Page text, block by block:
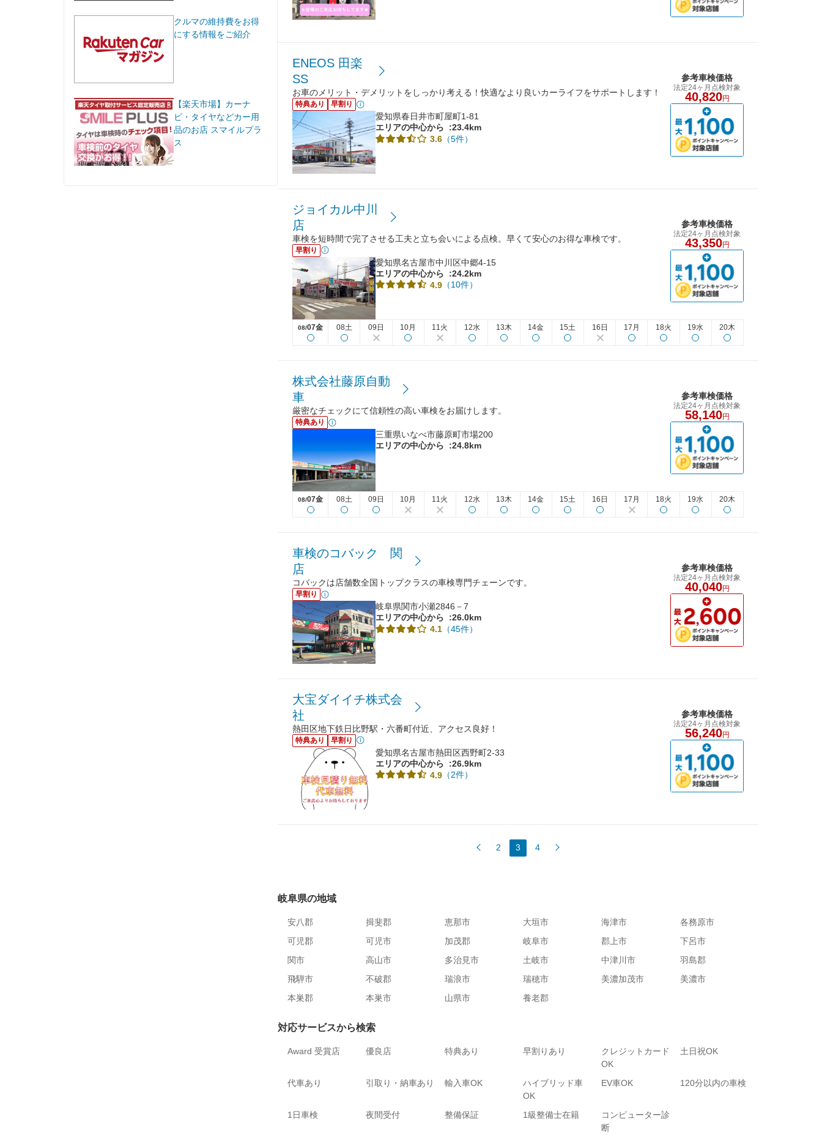
クルマの維持費をお得
にする情報をご紹介
【楽天市場】カーナ
ビ・タイヤなどカー用
品のお店 スマイルプラ
ス
ENEOS 田楽
SS
お車のメリット・デメリットをしっかり考える！快適なより良いカーライフをサポートします！
特典あり 早割り
愛知県春日井市町屋町1-81
エリアの中心から
:23.4km
3.6 （5件）
参考車検価格
法定24ヶ月点検対象
40,820円
ジョイカル中川
店
車検を短時間で完了させる工夫と立ち会いによる点検。早くて安心のお得な車検です。
早割り
愛知県名古屋市中川区中郷4-15
エリアの中心から
:24.2km
4.9 （10件）
参考車検価格
法定24ヶ月点検対象
43,350円
08/07金 08土 09日 10月 11火 12水 13木 14金 15土 16日 17月 18火 19水 20木
株式会社藤原自動
車
厳密なチェックにて信頼性の高い車検をお届けします。
特典あり
三重県いなべ市藤原町市場200
エリアの中心から
:24.8km
参考車検価格
法定24ヶ月点検対象
58,140円
08/07金 08土 09日 10月 11火 12水 13木 14金 15土 16日 17月 18火 19水 20木
車検のコバック 関
店
コバックは店舗数全国トップクラスの車検専門チェーンです。
早割り
岐阜県関市小瀬2846－7
エリアの中心から
:26.0km
4.1 （45件）
参考車検価格
法定24ヶ月点検対象
40,040円
大宝ダイイチ株式会
社
熱田区地下鉄日比野駅・六番町付近、アクセス良好！
特典あり 早割り
愛知県名古屋市熱田区西野町2-33
エリアの中心から
:26.9km
4.9 （2件）
参考車検価格
法定24ヶ月点検対象
56,240円
2 3 4
岐阜県の地域
安八郡 揖斐郡 恵那市 大垣市 海津市
各務原市
可児郡
可児市 加茂郡 岐阜市 郡上市
下呂市
関市
高山市 多治見市 土岐市 中津川市
羽島郡
飛騨市
不破郡 瑞浪市 瑞穂市 美濃加茂市
美濃市
本巣郡
本巣市 山県市 養老郡
対応サービスから検索
Award 受賞店 優良店 特典あり 早割りあり
クレジットカード
OK
土日祝OK
代車あり 引取り・納車あり 輸入車OK
ハイブリッド車
OK
EV車OK 120分以内の車検
1日車検 夜間受付 整備保証 1級整備士在籍
コンピューター診
断